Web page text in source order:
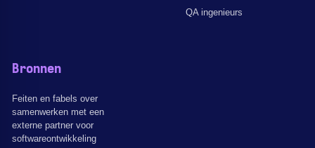
QA ingenieurs
Bronnen
Feiten en fabels over
samenwerken met een
externe partner voor
softwareontwikkeling